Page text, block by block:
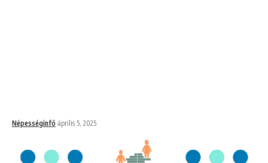
Népességinfó április 5, 2025